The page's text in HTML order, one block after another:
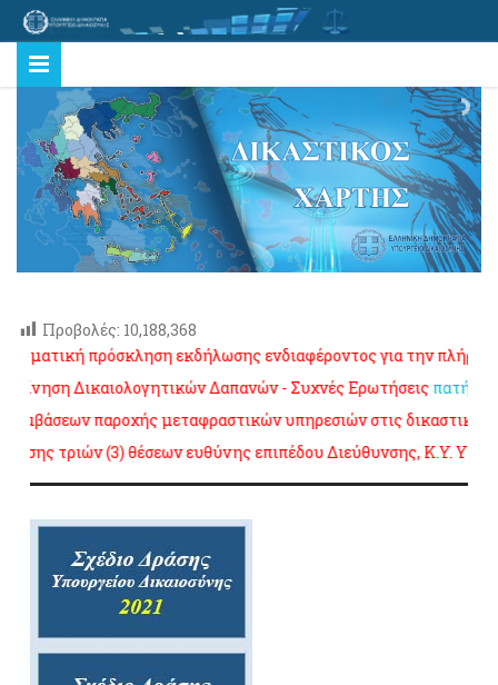
Προβολές: 10,188,368
πρόσκληση εκδήλωσης ενδιαφέροντος για την πλήρωση
Δικαιολογητικών Δαπανών - Συχνές Ερωτήσειςπατήστε εδώ
παροχής μεταφραστικών υπηρεσιών στις δικαστικές αρχές
(3) θέσεων ευθύνης επιπέδου Διεύθυνσης, K.Y.